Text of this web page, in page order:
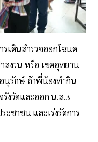
เดินสำรวจออกโฉนด
งวน หรือ เขตอุทยาน
นุรักษ์ ถ้าพี่น้องทำกิน
รังวัดและออก น.ส.3
ชาชน และเร่งรัดการ